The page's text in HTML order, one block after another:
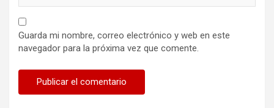
Guarda mi nombre, correo electrónico y web en este
navegador para la próxima vez que comente.